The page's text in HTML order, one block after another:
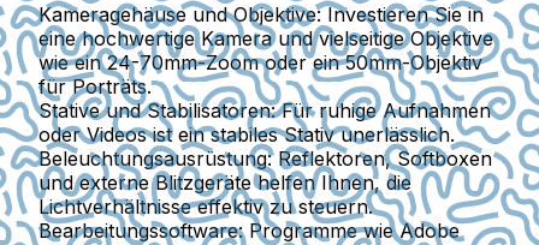
Kameragehäuse und Objektive:Investieren Sie in
eine hochwertige Kamera und vielseitige Objektive
wie ein 24-70mm-Zoom oder ein 50mm-Objektiv
für Porträts.
Stative und Stabilisatoren:Für ruhige Aufnahmen
oder Videos ist ein stabiles Stativ unerlässlich.
Beleuchtungsausrüstung:Reflektoren, Softboxen
und externe Blitzgeräte helfen Ihnen, die
Lichtverhältnisse effektiv zu steuern.
Bearbeitungssoftware:Programme wie Adobe